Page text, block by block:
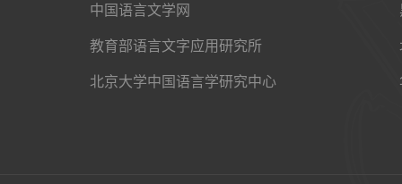
中国语言文学网
教育部语言文字应用研究所
北京大学中国语言学研究中心